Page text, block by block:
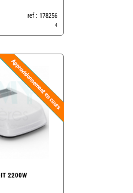
ref : 178256
4
2200W